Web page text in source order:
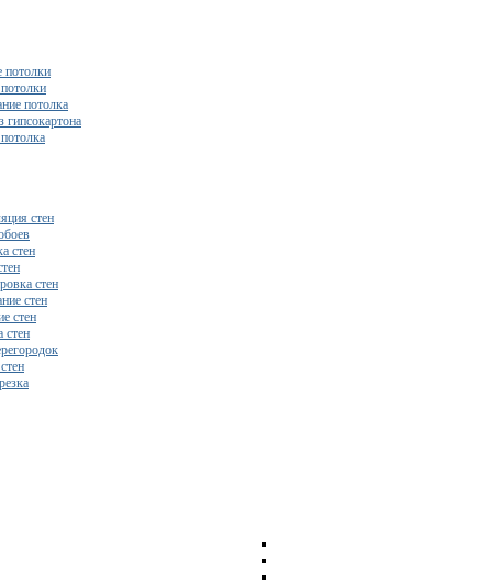
потолки
потолка
гипсокартона
стен
стен
стен
стен
стен
стен